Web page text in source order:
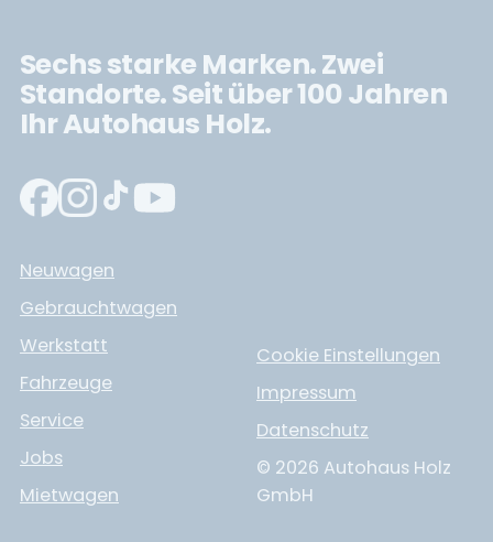
Sechs starke Marken. Zwei
Standorte. Seit über 100 Jahren
Ihr Autohaus Holz.
Neuwagen
Gebrauchtwagen
Werkstatt
Fahrzeuge
Service
Jobs
Mietwagen
Cookie Einstellungen
Impressum
Datenschutz
© 2026 Autohaus Holz
GmbH